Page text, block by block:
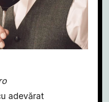
adevărat